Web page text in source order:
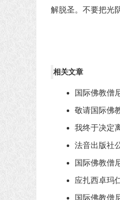
解脱圣。不要把光
相关文章
国际佛教僧
敬请国际佛
我终于决定
法音出版社
国际佛教僧
应扎西卓玛
国际佛教僧